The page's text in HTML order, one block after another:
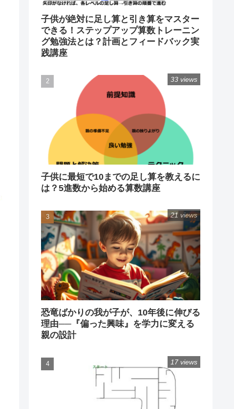
子供が絶対に足し算と引き算をマスター
できる！ステップアップ算数トレーニン
グ勉強法とは？計画とフィードバック実
践講座
子供に最短で10までの足し算を教えるに
は？5進数から始める算数講座
33 views
恐竜ばかりの我が子が、10年後に伸びる
理由──『偏った興味』を学力に変える
親の設計
21 views
17 views